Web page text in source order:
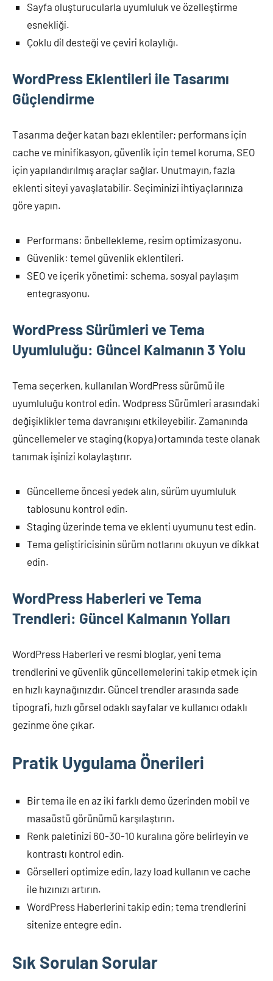
Sayfa oluşturucularla uyumluluk ve özelleştirme
esnekliği.
Çoklu dil desteği ve çeviri kolaylığı.
WordPress Eklentileri ile Tasarımı
Güçlendirme
Tasarıma değer katan bazı eklentiler; performans için
cache ve minifikasyon, güvenlik için temel koruma, SEO
için yapılandırılmış araçlar sağlar. Unutmayın, fazla
eklenti siteyi yavaşlatabilir. Seçiminizi ihtiyaçlarınıza
göre yapın.
Performans: önbellekleme, resim optimizasyonu.
Güvenlik: temel güvenlik eklentileri.
SEO ve içerik yönetimi: schema, sosyal paylaşım
entegrasyonu.
WordPress Sürümleri ve Tema
Uyumluluğu: Güncel Kalmanın 3 Yolu
Tema seçerken, kullanılan WordPress sürümü ile
uyumluluğu kontrol edin. Wodpress Sürümleri arasındaki
değişiklikler tema davranışını etkileyebilir. Zamanında
güncellemeler ve staging (kopya) ortamında teste olanak
tanımak işinizi kolaylaştırır.
Güncelleme öncesi yedek alın, sürüm uyumluluk
tablosunu kontrol edin.
Staging üzerinde tema ve eklenti uyumunu test edin.
Tema geliştiricisinin sürüm notlarını okuyun ve dikkat
edin.
WordPress Haberleri ve Tema
Trendleri: Güncel Kalmanın Yolları
WordPress Haberleri ve resmi bloglar, yeni tema
trendlerini ve güvenlik güncellemelerini takip etmek için
en hızlı kaynağınızdır. Güncel trendler arasında sade
tipografi, hızlı görsel odaklı sayfalar ve kullanıcı odaklı
gezinme öne çıkar.
Pratik Uygulama Önerileri
Bir tema ile en az iki farklı demo üzerinden mobil ve
masaüstü görünümü karşılaştırın.
Renk paletinizi 60-30-10 kuralına göre belirleyin ve
kontrastı kontrol edin.
Görselleri optimize edin, lazy load kullanın ve cache
ile hızınızı artırın.
WordPress Haberlerini takip edin; tema trendlerini
sitenize entegre edin.
Sık Sorulan Sorular